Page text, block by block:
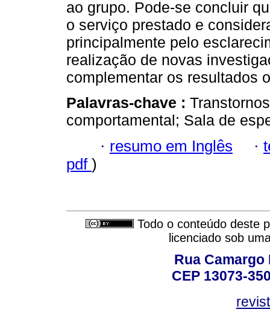
ao grupo. Pode-se concluir
o serviço prestado e
principalmente pelo
realização de novas
complementar os resultados
Palavras-chave :
comportamental; Sala de
· resumo em Inglês ·
pdf )
Todo o conteúdo deste
licenciado sob
Rua Camargo
CEP 13073-